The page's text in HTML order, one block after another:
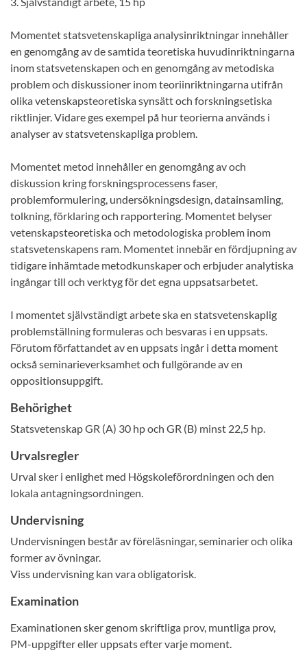
Momentet statsvetenskapliga analysinriktningar innehåller
en genomgång av de samtida teoretiska huvudinriktningarna
inom statsvetenskapen och en genomgång av metodiska
problem och diskussioner inom teoriinriktningarna utifrån
olika vetenskapsteoretiska synsätt och forskningsetiska
riktlinjer. Vidare ges exempel på hur teorierna används i
analyser av statsvetenskapliga problem.
Momentet metod innehåller en genomgång av och
diskussion kring forskningsprocessens faser,
problemformulering, undersökningsdesign, datainsamling,
tolkning, förklaring och rapportering. Momentet belyser
vetenskapsteoretiska och metodologiska problem inom
statsvetenskapens ram. Momentet innebär en fördjupning av
tidigare inhämtade metodkunskaper och erbjuder analytiska
ingångar till och verktyg för det egna uppsatsarbetet.
I momentet självständigt arbete ska en statsvetenskaplig
problemställning formuleras och besvaras i en uppsats.
Förutom författandet av en uppsats ingår i detta moment
också seminarieverksamhet och fullgörande av en
oppositionsuppgift.
Behörighet
Statsvetenskap GR (A) 30 hp och GR (B) minst 22,5 hp.
Urvalsregler
Urval sker i enlighet med Högskoleförordningen och den
lokala antagningsordningen.
Undervisning
Undervisningen består av föreläsningar, seminarier och olika
former av övningar.
Viss undervisning kan vara obligatorisk.
Examination
Examinationen sker genom skriftliga prov, muntliga prov,
PM-uppgifter eller uppsats efter varje moment.